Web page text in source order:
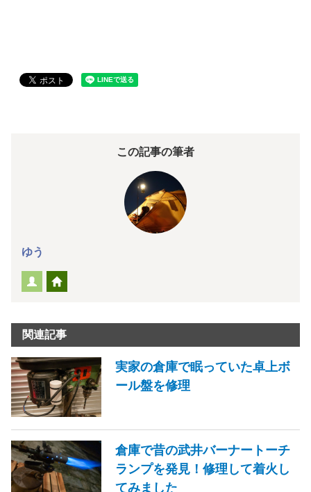
この記事の筆者
ゆう
関連記事
実家の倉庫で眠っていた卓上ボ
ール盤を修理
倉庫で昔の武井バーナートーチ
ランプを発見！修理して着火し
てみました